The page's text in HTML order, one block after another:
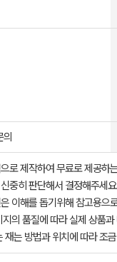
로 제작하여 무료로 제공하
중히 판단해서 결정해주세
이해를 돕기위해 참고용으
의 품질에 따라 실제 상품
재는 방법과 위치에 따라 조